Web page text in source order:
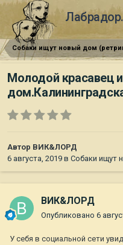
Собаки ищут новый дом
Молодой красавец
Автор ВИК&ЛОРД
6 августа, 2019 в Собаки ищут
ВИК&ЛОРД
Опубликовано 6
У себя в социальной сети